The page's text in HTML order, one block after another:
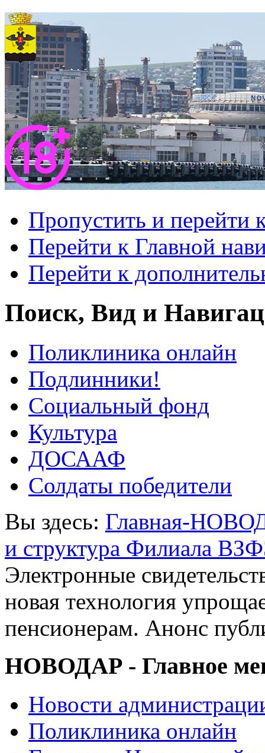
Пропустить и перейти
Перейти к Главной
Перейти к
Поиск, Вид и
Поликлиника онлайн
Подлинники!
Социальный фонд
Культура
ДОСААФ
Солдаты победители
Вы здесь: Главная-
и структура Филиала
Электронные
новая технология
пенсионерам. Анонс
НОВОДАР - Главное
Новости
Поликлиника онлайн